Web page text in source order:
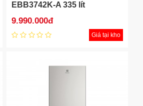
EBB3742K-A 335 lít
9.990.000đ
Giá tại kho